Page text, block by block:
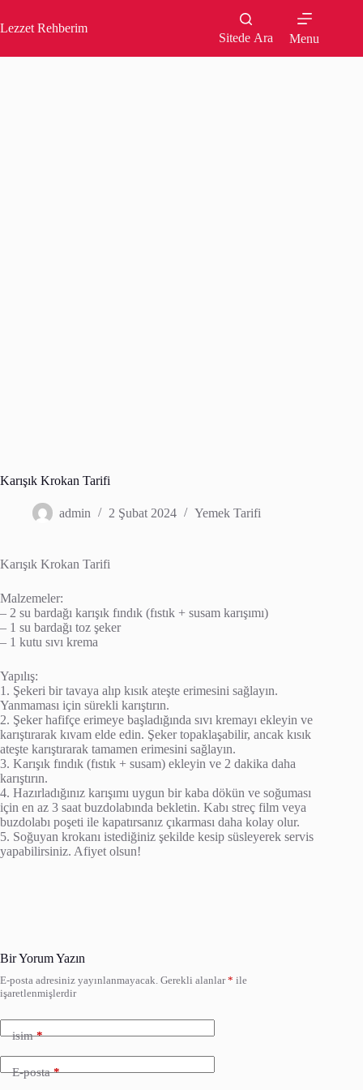
to
content
Lezzet Rehberim
Sitede Ara Menu
Karışık Krokan Tarifi
admin 2 Şubat 2024 Yemek Tarifi
Karışık Krokan Tarifi
Malzemeler:
– 2 su bardağı karışık fındık (fıstık + susam karışımı)
– 1 su bardağı toz şeker
– 1 kutu sıvı krema
Yapılış:
1. Şekeri bir tavaya alıp kısık ateşte erimesini sağlayın.
Yanmaması için sürekli karıştırın.
2. Şeker hafifçe erimeye başladığında sıvı kremayı ekleyin ve
karıştırarak kıvam elde edin. Şeker topaklaşabilir, ancak kısık
ateşte karıştırarak tamamen erimesini sağlayın.
3. Karışık fındık (fıstık + susam) ekleyin ve 2 dakika daha
karıştırın.
4. Hazırladığınız karışımı uygun bir kaba dökün ve soğuması
için en az 3 saat buzdolabında bekletin. Kabı streç film veya
buzdolabı poşeti ile kapatırsanız çıkarması daha kolay olur.
5. Soğuyan krokanı istediğiniz şekilde kesip süsleyerek servis
yapabilirsiniz. Afiyet olsun!
Bir Yorum Yazın
E-posta adresiniz yayınlanmayacak. Gerekli alanlar* ile
işaretlenmişlerdir
isim*
E-posta*